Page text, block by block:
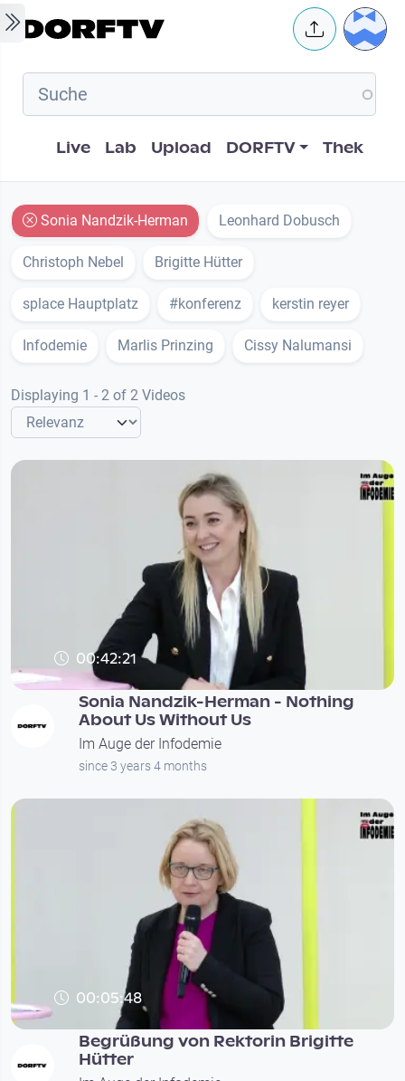
Skip to main content User
Hauptnavigation
Live Lab Upload DORFTV Thek
Sonia Nandzik-Herman Leonhard Dobusch
Christoph Nebel Brigitte Hütter
splace Hauptplatz #konferenz kerstin reyer
Infodemie Marlis Prinzing Cissy Nalumansi
Displaying 1 - 2 of 2 Videos
00:42:21
Sonia Nandzik-Herman - Nothing
About Us Without Us
Im Auge der Infodemie
since 3 years 4 months
00:05:48
Begrüßung von Rektorin Brigitte
Hütter